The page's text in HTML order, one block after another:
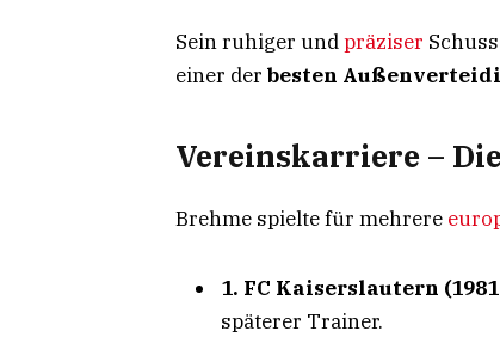
Sein ruhiger undpräziser
einer der besten
Vereinskarriere –
Brehme spielte für mehrere
1. FC Kaiserslautern
späterer Trainer.